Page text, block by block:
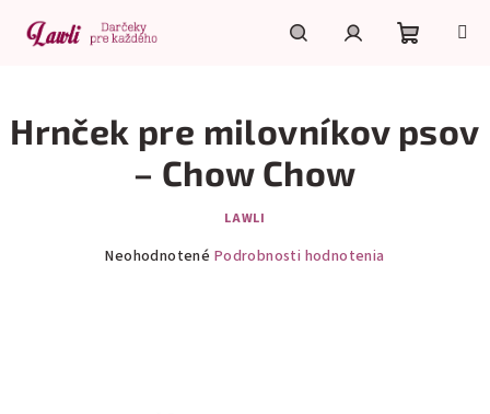
obsah
košík
Hrnček pre milovníkov psov
– Chow Chow
LAWLI
Neohodnotené Podrobnosti hodnotenia